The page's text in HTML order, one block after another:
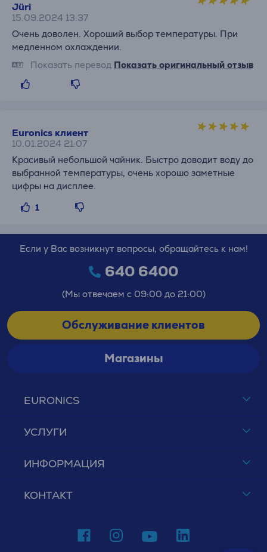
Jüri
15.09.2024 13:37
Очень доволен. Хороший выбор температуры. При
медленном охлаждении.
Показать перевод Показать оригинальный отзыв
Euronics клиент
10.01.2024 21:07
Красивый небольшой чайник. Быстро доводит воду до
выбранной температуры, очень хорошо заметные
цифры на дисплее.
1
EURONICS
УСЛУГИ
ИНФОРМАЦИЯ
КОНТАКТ
Если у Вас возникнут вопросы, обращайтесь к нам!
640 6400
(Мы отвечаем с 09:00 до 21:00)
Обслуживание клиентов
Магазины